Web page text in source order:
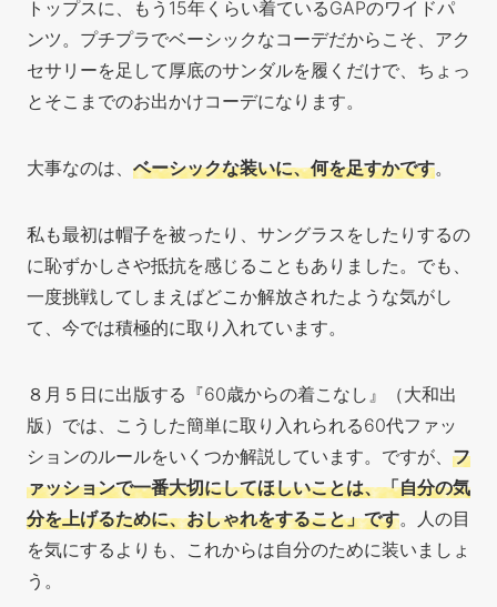
トップスに、もう15年くらい着ているGAPのワイドパ
ンツ。プチプラでベーシックなコーデだからこそ、アク
セサリーを足して厚底のサンダルを履くだけで、ちょっ
とそこまでのお出かけコーデになります。
大事なのは、 ベーシックな装いに、何を足すかです。
私も最初は帽子を被ったり、サングラスをしたりするの
に恥ずかしさや抵抗を感じることもありました。でも、
一度挑戦してしまえばどこか解放されたような気がし
て、今では積極的に取り入れています。
８月５日に出版する『60歳からの着こなし』（大和出
版）では、こうした簡単に取り入れられる60代ファッ
ションのルールをいくつか解説しています。ですが、 フ
ァッションで一番大切にしてほしいことは、「自分の気
分を上げるために、おしゃれをすること」です。人の目
を気にするよりも、これからは自分のために装いましょ
う。